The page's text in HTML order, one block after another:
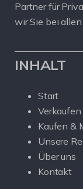
Partner für
wir Sie bei
INHALT
Start
Kaufen &
Unsere
Über uns
Kontakt